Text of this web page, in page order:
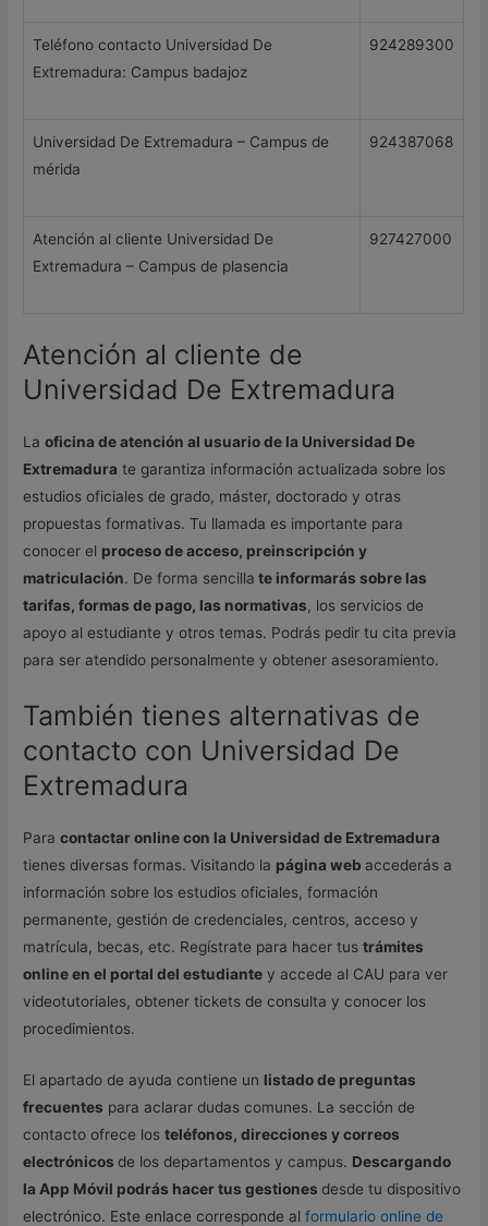
Teléfono contacto Universidad De
Extremadura: Campus badajoz
924289300
Universidad De Extremadura – Campus de
mérida
924387068
Atención al cliente Universidad De
Extremadura – Campus de plasencia
927427000
Atención al cliente de
Universidad De Extremadura
Laoficina de atención al usuario de la Universidad De
Extremadura te garantiza información actualizada sobre los
estudios oficiales de grado, máster, doctorado y otras
propuestas formativas. Tu llamada es importante para
conocer el proceso de acceso, preinscripción y
matriculación. De forma sencilla te informarás sobre las
tarifas, formas de pago, las normativas, los servicios de
apoyo al estudiante y otros temas. Podrás pedir tu cita previa
para ser atendido personalmente y obtener asesoramiento.
También tienes alternativas de
contacto con Universidad De
Extremadura
Paracontactar online con la Universidad de Extremadura
tienes diversas formas. Visitando la página web accederás a
información sobre los estudios oficiales, formación
permanente, gestión de credenciales, centros, acceso y
matrícula, becas, etc. Regístrate para hacer tustrámites
online en el portal del estudiante y accede al CAU para ver
videotutoriales, obtener tickets de consulta y conocer los
procedimientos.
El apartado de ayuda contiene un listado de preguntas
frecuentes para aclarar dudas comunes. La sección de
contacto ofrece losteléfonos, direcciones y correos
electrónicosde los departamentos y campus. Descargando
la App Móvil podrás hacer tus gestionesdesde tu dispositivo
electrónico. Este enlace corresponde al formulario online de